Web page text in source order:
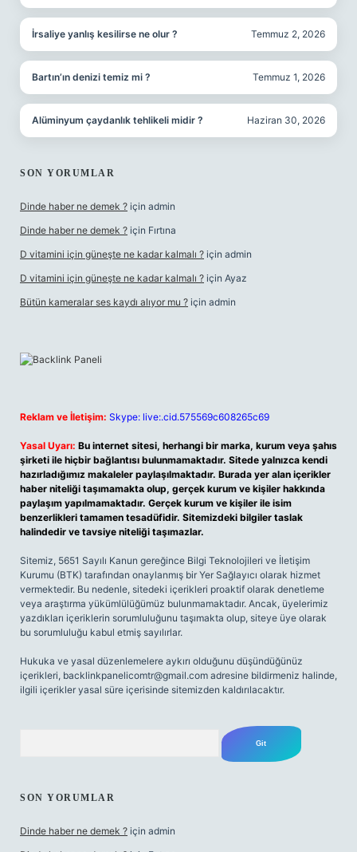
İrsaliye yanlış kesilirse ne olur ? Temmuz 2, 2026
Bartın’ın denizi temiz mi ? Temmuz 1, 2026
Alüminyum çaydanlık tehlikeli midir ? Haziran 30, 2026
SON YORUMLAR
Dinde haber ne demek ? için admin
Dinde haber ne demek ? için Fırtına
D vitamini için güneşte ne kadar kalmalı ? için admin
D vitamini için güneşte ne kadar kalmalı ? için Ayaz
Bütün kameralar ses kaydı alıyor mu ? için admin
Reklam ve İletişim: Skype: live:.cid.575569c608265c69
Yasal Uyarı: Bu internet sitesi, herhangi bir marka, kurum veya şahıs
şirketi ile hiçbir bağlantısı bulunmamaktadır. Sitede yalnızca kendi
hazırladığımız makaleler paylaşılmaktadır. Burada yer alan içerikler
haber niteliği taşımamakta olup, gerçek kurum ve kişiler hakkında
paylaşım yapılmamaktadır. Gerçek kurum ve kişiler ile isim
benzerlikleri tamamen tesadüfidir. Sitemizdeki bilgiler taslak
halindedir ve tavsiye niteliği taşımazlar.
Sitemiz, 5651 Sayılı Kanun gereğince Bilgi Teknolojileri ve İletişim
Kurumu (BTK) tarafından onaylanmış bir Yer Sağlayıcı olarak hizmet
vermektedir. Bu nedenle, sitedeki içerikleri proaktif olarak denetleme
veya araştırma yükümlülüğümüz bulunmamaktadır. Ancak, üyelerimiz
yazdıkları içeriklerin sorumluluğunu taşımakta olup, siteye üye olarak
bu sorumluluğu kabul etmiş sayılırlar.
Hukuka ve yasal düzenlemelere aykırı olduğunu düşündüğünüz
içerikleri, backlinkpanelicomtr@gmail.com adresine bildirmeniz halinde,
ilgili içerikler yasal süre içerisinde sitemizden kaldırılacaktır.
SON YORUMLAR
Dinde haber ne demek ? için admin